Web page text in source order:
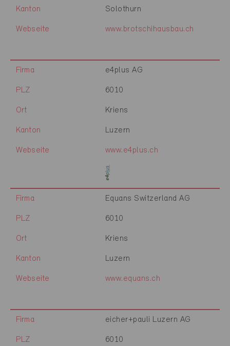
Kanton Solothurn
Webseite www.brotschihausbau.ch
Firma e4plus AG
PLZ 6010
Ort Kriens
Kanton Luzern
Webseite www.e4plus.ch
Firma Equans Switzerland AG
PLZ 6010
Ort Kriens
Kanton Luzern
Webseite www.equans.ch
Firma eicher+pauli Luzern AG
PLZ 6010